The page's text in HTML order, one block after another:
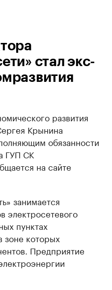
стал экс-
развития
Крынина
обязанности
ГУП СК
на сайте
занимается
электросетевого
пунктах
зоне которых
Предприятие